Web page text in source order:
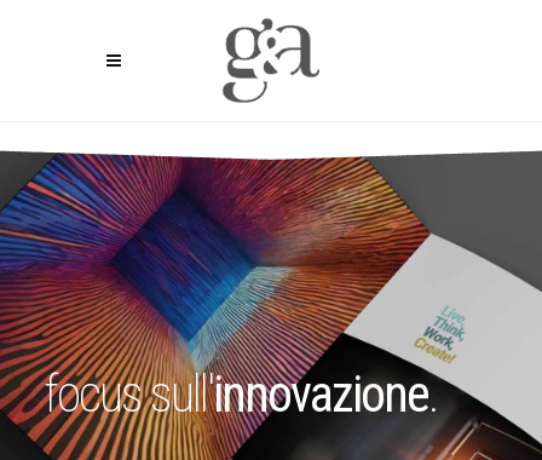
focus sull'innovazione.